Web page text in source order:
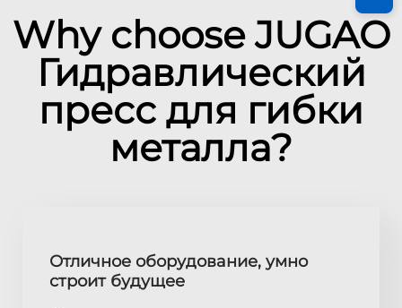
Why choose JUGAO
Гидравлический
пресс для гибки
металла?
Отличное оборудование, умно
строит будущее